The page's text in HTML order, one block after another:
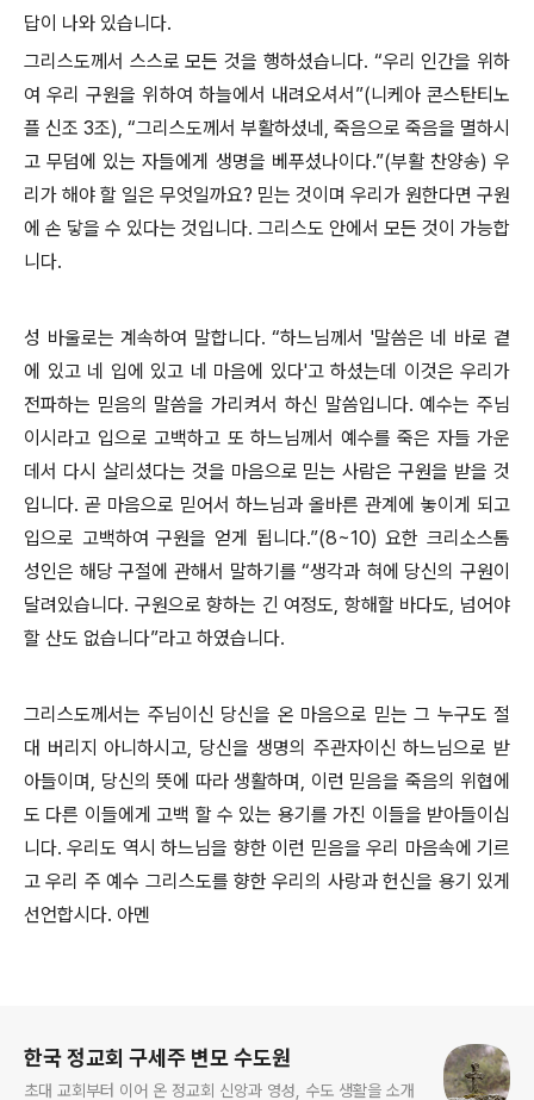
답이 나와 있습니다.
그리스도께서 스스로 모든 것을 행하셨습니다. “우리 인간을 위하
여 우리 구원을 위하여 하늘에서 내려오셔서”(니케아 콘스탄티노
플 신조 3조), “그리스도께서 부활하셨네, 죽음으로 죽음을 멸하시
고 무덤에 있는 자들에게 생명을 베푸셨나이다.”(부활 찬양송) 우
리가 해야 할 일은 무엇일까요? 믿는 것이며 우리가 원한다면 구원
에 손 닿을 수 있다는 것입니다. 그리스도 안에서 모든 것이 가능합
니다.
성 바울로는 계속하여 말합니다. “하느님께서 '말씀은 네 바로 곁
에 있고 네 입에 있고 네 마음에 있다'고 하셨는데 이것은 우리가
전파하는 믿음의 말씀을 가리켜서 하신 말씀입니다. 예수는 주님
이시라고 입으로 고백하고 또 하느님께서 예수를 죽은 자들 가운
데서 다시 살리셨다는 것을 마음으로 믿는 사람은 구원을 받을 것
입니다. 곧 마음으로 믿어서 하느님과 올바른 관계에 놓이게 되고
입으로 고백하여 구원을 얻게 됩니다.”(8~10) 요한 크리소스톰
성인은 해당 구절에 관해서 말하기를 “생각과 혀에 당신의 구원이
달려있습니다. 구원으로 향하는 긴 여정도, 항해할 바다도, 넘어야
할 산도 없습니다”라고 하였습니다.
그리스도께서는 주님이신 당신을 온 마음으로 믿는 그 누구도 절
대 버리지 아니하시고, 당신을 생명의 주관자이신 하느님으로 받
아들이며, 당신의 뜻에 따라 생활하며, 이런 믿음을 죽음의 위협에
도 다른 이들에게 고백 할 수 있는 용기를 가진 이들을 받아들이십
니다. 우리도 역시 하느님을 향한 이런 믿음을 우리 마음속에 기르
고 우리 주 예수 그리스도를 향한 우리의 사랑과 헌신을 용기 있게
선언합시다. 아멘
한국 정교회 구세주 변모 수도원
초대 교회부터 이어 온 정교회 신앙과 영성, 수도 생활을 소개